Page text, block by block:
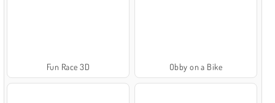
Fun Race 3D Obby on a Bike